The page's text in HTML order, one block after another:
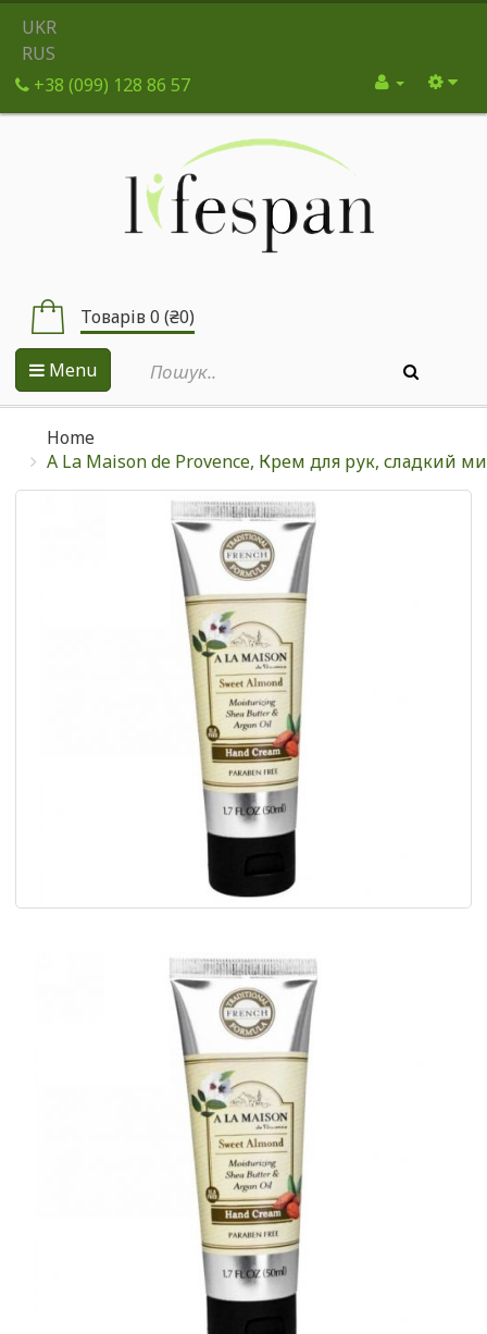
UKR
RUS
+38 (099) 128 86 57
Товарів 0 (₴0)
Menu
Home
A La Maison de Provence, Крем для рук, сладкий